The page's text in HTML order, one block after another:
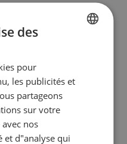
et le marché
quel type de
tellement
a conduit à la
de mes rêves. C'est
GERMAN
des
pour
les publicités et
partageons
sur votre
nos
et d"analyse qui